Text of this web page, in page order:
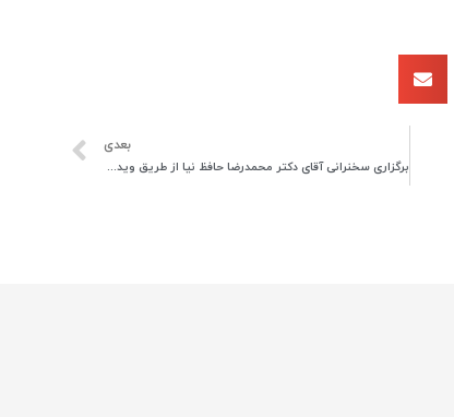
بعدی
برگزاری سخنرانی آقای دکتر محمدرضا حافظ نیا از طریق ویدئو کنفرانس